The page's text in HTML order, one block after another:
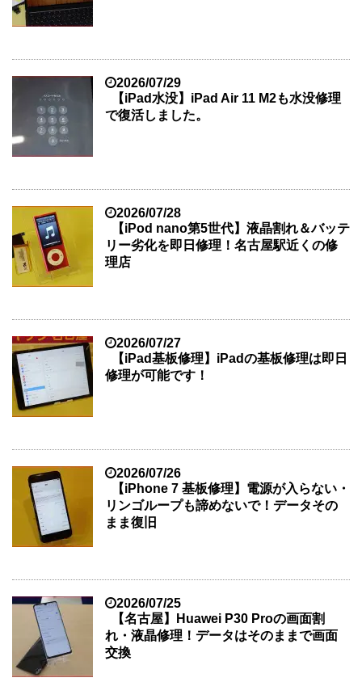
2026/07/29
【iPad水没】iPad Air 11 M2も水没修理
で復活しました。
2026/07/28
【iPod nano第5世代】液晶割れ＆バッテ
リー劣化を即日修理！名古屋駅近くの修
理店
2026/07/27
【iPad基板修理】iPadの基板修理は即日
修理が可能です！
2026/07/26
【iPhone 7 基板修理】電源が入らない・
リンゴループも諦めないで！データその
まま復旧
2026/07/25
【名古屋】Huawei P30 Proの画面割
れ・液晶修理！データはそのままで画面
交換